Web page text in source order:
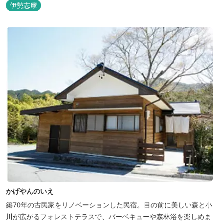
伊勢志摩
かげやんのいえ
築70年の古民家をリノベーションした民宿。目の前に美しい森と小
川が広がるフォレストテラスで、バーベキューや森林浴を楽しめま